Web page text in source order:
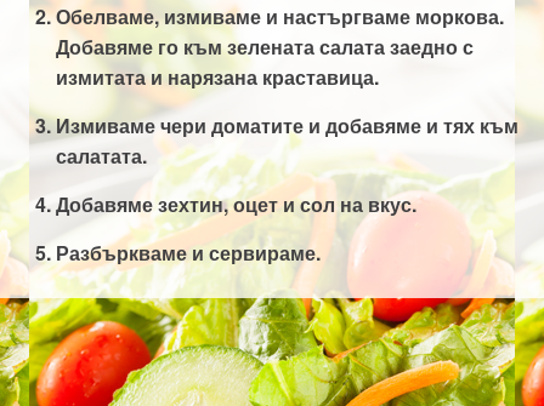
Обелваме, измиваме и настъргваме моркова.
Добавяме го към зелената салата заедно с
измитата и нарязана краставица.
Измиваме чери доматите и добавяме и тях към
салатата.
Добавяме зехтин, оцет и сол на вкус.
Разбъркваме и сервираме.